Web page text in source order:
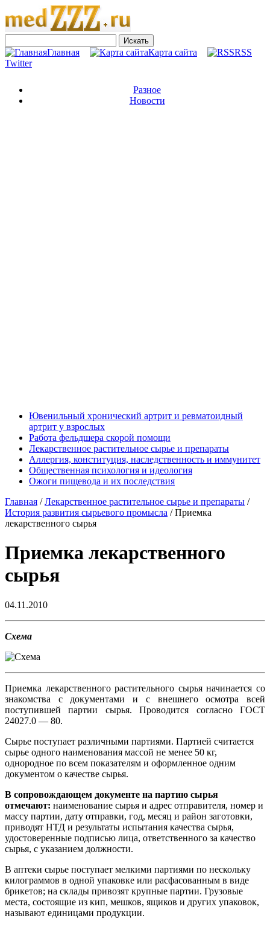
Главная Карта сайта
RSS
Twitter
Разное
Новости
Ювенильный хронический артрит и ревматоидный
артрит у взрослых
Работа фельдшера скорой помощи
Лекарственное растительное сырье и препараты
Аллергия, конституция, наследственность и иммунитет
Общественная психология и идеология
Ожоги пищевода и их последствия
Главная /Лекарственное растительное сырье и препараты /
История развития сырьевого промысла /Приемка
лекарственного сырья
Приемка лекарственного
сырья
04.11.2010
Схема
Приемка лекарственного растительного сырья начинается со
знакомства с документами и с внешнего осмотра всей
поступившей партии сырья. Проводится согласно ГОСТ
24027.0 — 80.
Сырье поступает различными партиями. Партией считается
сырье одного наименования массой не менее 50 кг,
однородное по всем показателям и оформленное одним
документом о качестве сырья.
В сопровождающем документе на партию сырья
отмечают: наименование сырья и адрес отправителя, номер и
массу партии, дату отправки, год, месяц и район заготовки,
приводят НТД и результаты испытания качества сырья,
удостоверенные подписью лица, ответственного за качество
сырья, с указанием должности.
В аптеки сырье поступает мелкими партиями по нескольку
килограммов в одной упаковке или расфасованным в виде
брикетов; на склады привозят крупные партии. Грузовые
места, состоящие из кип, мешков, ящиков и других упаковок,
называют единицами продукции.